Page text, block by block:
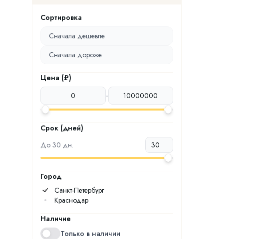
Сортировка
Сначала дешевле
Сначала дороже
Цена (₽)
-
Срок (дней)
До 30 дн.
Город
Санкт-Петербург
Краснодар
Наличие
Только в наличии